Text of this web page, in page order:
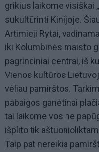
grikius laikome visiškai
sukultūrinti Kinijoje.
Artimieji Rytai,
iki Kolumbinės maisto
pagrindiniai centrai, iš
Vienos kultūros
vėliau pamirštos.
pabaigos ganėtinai
tai laikome vos ne
išplito tik
Taip pat nereikia